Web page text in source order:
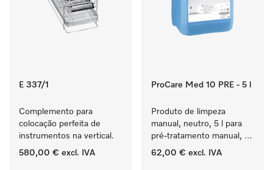
E 337/1
Complemento para
colocação perfeita de
instrumentos na vertical.
580,00 € excl. IVA
ProCare Med 10 PRE - 5 l
Produto de limpeza
manual, neutro, 5 l para
pré-tratamento manual,
ecológico.
62,00 € excl. IVA